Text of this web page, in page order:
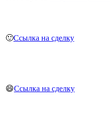
🙂Ссылка на сделку
😄Ссылка на сделку